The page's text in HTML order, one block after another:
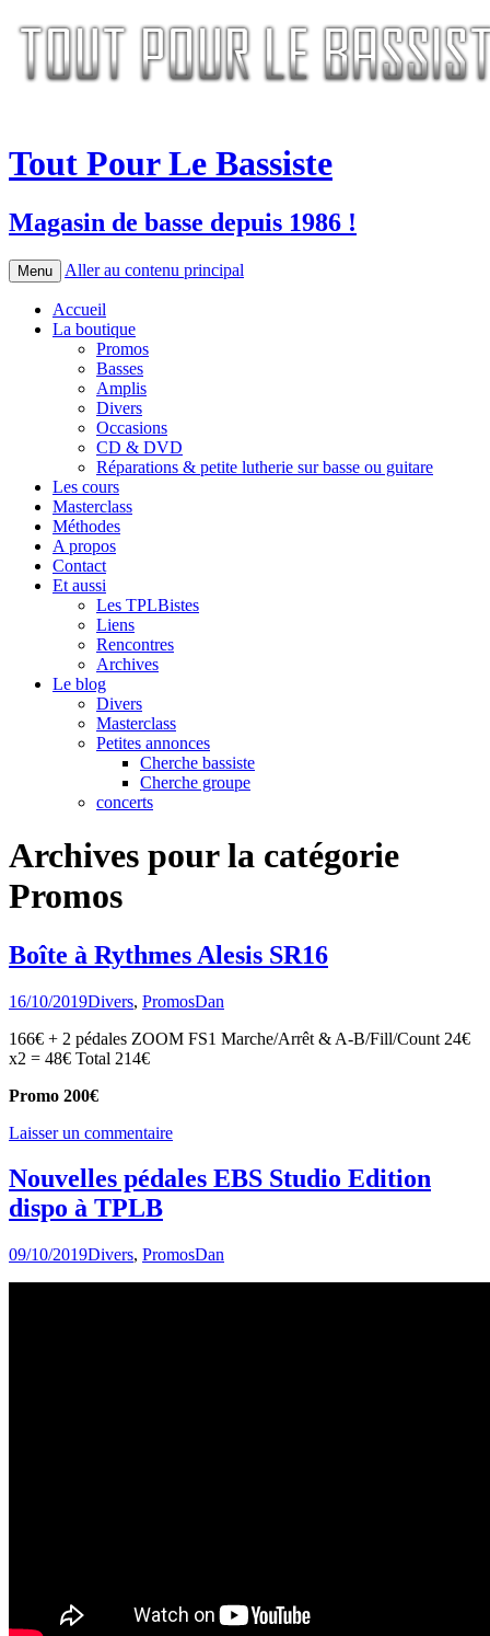
Tout Pour Le Bassiste
Magasin de basse depuis 1986 !
Menu Aller au contenu principal
Accueil
La boutique
Promos
Basses
Amplis
Divers
Occasions
CD & DVD
Réparations & petite lutherie sur basse ou guitare
Les cours
Masterclass
Méthodes
A propos
Contact
Et aussi
Les TPLBistes
Liens
Rencontres
Archives
Le blog
Divers
Masterclass
Petites annonces
Cherche bassiste
Cherche groupe
concerts
Archives pour la catégorie
Promos
Boîte à Rythmes Alesis SR16
16/10/2019Divers, PromosDan
166€ + 2 pédales ZOOM FS1 Marche/Arrêt & A-B/Fill/Count 24€
x2 = 48€ Total 214€
Promo 200€
Laisser un commentaire
Nouvelles pédales EBS Studio Edition
dispo à TPLB
09/10/2019Divers, PromosDan